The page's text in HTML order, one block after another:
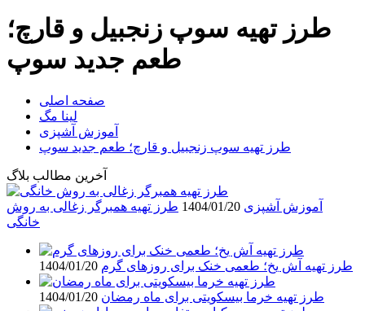
طرز تهیه سوپ زنجبیل و قارچ؛
طعم جدید سوپ
صفحه اصلی
لینا مگ
آموزش آشپزی
طرز تهیه سوپ زنجبیل و قارچ؛ طعم جدید سوپ
آخرین مطالب بلاگ
آموزش آشپزی 1404/01/20 طرز تهیه همبرگر زغالی به روش
خانگی
طرز تهیه آش یخ؛ طعمی خنک برای روزهای گرم 1404/01/20
طرز تهیه خرما بیسکویتی برای ماه رمضان 1404/01/20